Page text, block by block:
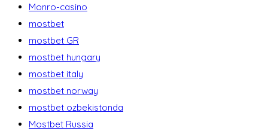
Monro-casino
mostbet
mostbet GR
mostbet hungary
mostbet italy
mostbet norway
mostbet ozbekistonda
Mostbet Russia